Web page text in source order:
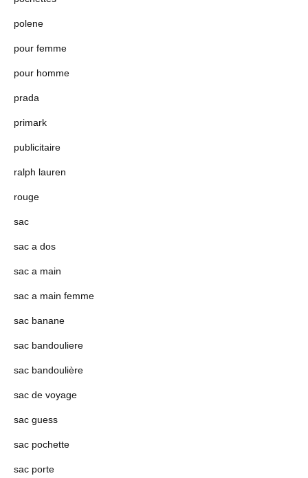
polene
pour femme
pour homme
prada
primark
publicitaire
ralph lauren
rouge
sac
sac a dos
sac a main
sac a main femme
sac banane
sac bandouliere
sac bandoulière
sac de voyage
sac guess
sac pochette
sac porte